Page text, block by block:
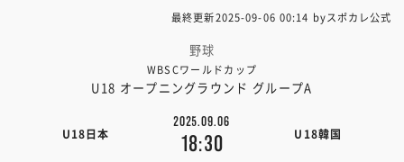
最終更新2025-09-06 00:14 byスポカレ公式
野球
WBSCワールドカップ
U18 オープニングラウンド グループA
U18日本
2025.09.06
18:30 U18韓国